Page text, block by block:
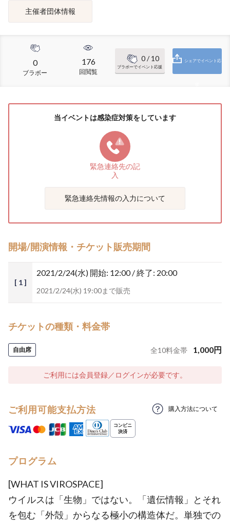
主催者団体情報
0
ブラボー
176
回閲覧
0/ 10
ブラボーでイベント応援
シェアでイベント応
当イベントは感染症対策をしています
緊急連絡先の記
入
緊急連絡先情報の入力について
開場/開演情報・チケット販売期間
[ 1 ]
2021/2/24(水) 開始: 12:00 / 終了: 20:00
2021/2/24(水) 19:00まで販売
チケットの種類・料金帯
自由席 全10料金帯 1,000円
ご利用には会員登録／ログインが必要です。
ご利用可能支払方法 購入方法について
プログラム
[WHAT IS VIROSPACE]
ウイルスは「生物」ではない。「遺伝情報」とそれ
を包む「外殻」からなる極小の構造体だ。単独での